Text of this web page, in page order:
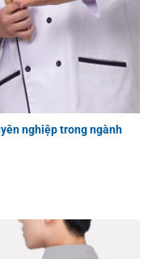
nghiệp trong ngành